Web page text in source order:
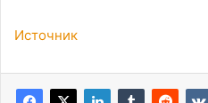
Источник